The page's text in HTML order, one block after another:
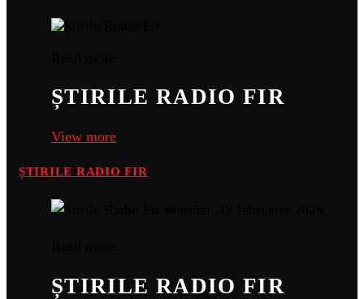
ȘTIRILE RADIO FIR
View more
ȘTIRILE RADIO FIR
ȘTIRILE RADIO FIR